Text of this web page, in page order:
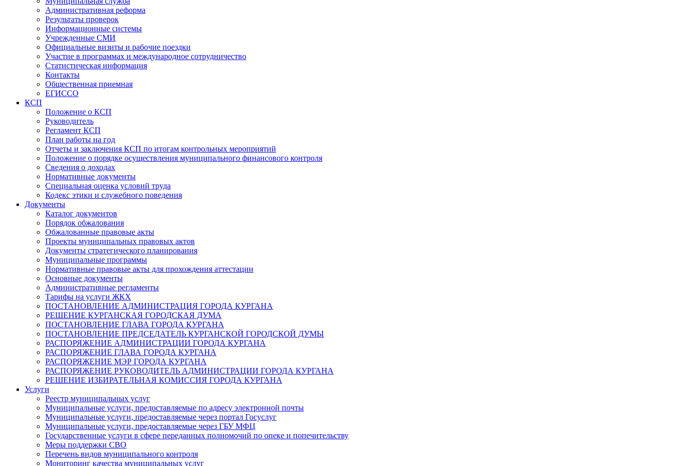
Административная реформа
Результаты проверок
Информационные системы
Учрежденные СМИ
Официальные визиты и рабочие поездки
Участие в программах и международное сотрудничество
Статистическая информация
Контакты
Общественная приемная
ЕГИССО
КСП
Положение о КСП
Руководитель
Регламент КСП
План работы на год
Отчеты и заключения КСП по итогам контрольных мероприятий
Положение о порядке осуществления муниципального финансового контроля
Сведения о доходах
Нормативные документы
Специальная оценка условий труда
Кодекс этики и служебного поведения
Документы
Каталог документов
Порядок обжалования
Обжалованные правовые акты
Проекты муниципальных правовых актов
Документы стратегического планирования
Муниципальные программы
Нормативные правовые акты для прохождения аттестации
Основные документы
Административные регламенты
Тарифы на услуги ЖКХ
ПОСТАНОВЛЕНИЕ АДМИНИСТРАЦИЯ ГОРОДА КУРГАНА
РЕШЕНИЕ КУРГАНСКАЯ ГОРОДСКАЯ ДУМА
ПОСТАНОВЛЕНИЕ ГЛАВА ГОРОДА КУРГАНА
ПОСТАНОВЛЕНИЕ ПРЕДСЕДАТЕЛЬ КУРГАНСКОЙ ГОРОДСКОЙ ДУМЫ
РАСПОРЯЖЕНИЕ АДМИНИСТРАЦИИ ГОРОДА КУРГАНА
РАСПОРЯЖЕНИЕ ГЛАВА ГОРОДА КУРГАНА
РАСПОРЯЖЕНИЕ МЭР ГОРОДА КУРГАНА
РАСПОРЯЖЕНИЕ РУКОВОДИТЕЛЬ АДМИНИСТРАЦИИ ГОРОДА КУРГАНА
РЕШЕНИЕ ИЗБИРАТЕЛЬНАЯ КОМИССИЯ ГОРОДА КУРГАНА
Услуги
Реестр муниципальных услуг
Муниципальные услуги, предоставляемые по адресу электронной почты
Муниципальные услуги, предоставляемые через портал Госуслуг
Муниципальные услуги, предоставляемые через ГБУ МФЦ
Государственные услуги в сфере переданных полномочий по опеке и попечительству
Меры поддержки СВО
Перечень видов муниципального контроля
Мониторинг качества муниципальных услуг